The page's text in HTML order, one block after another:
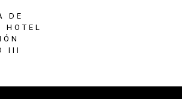
DE
HOTEL
III